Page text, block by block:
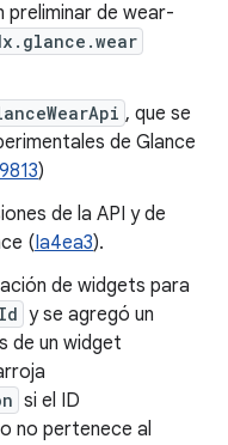
preliminar de wear-
, que se
de Glance
)
de la API y de
(Ia4ea3).
de widgets para
y se agregó un
de un widget
si el ID
no pertenece al